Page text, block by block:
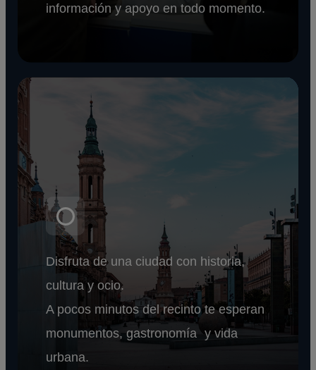
información y apoyo en todo momento.
Disfruta de una ciudad con historia,
cultura y ocio.
A pocos minutos del recinto te esperan
monumentos, gastronomía y vida
urbana.